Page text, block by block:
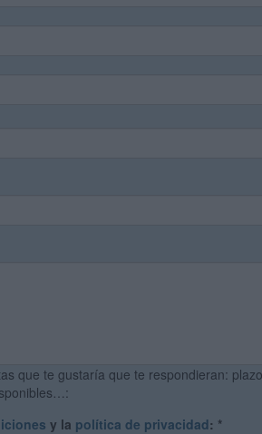
que te gustaría que te respondieran:
y la política de privacidad: *